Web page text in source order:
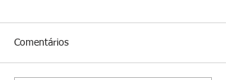
Comentários